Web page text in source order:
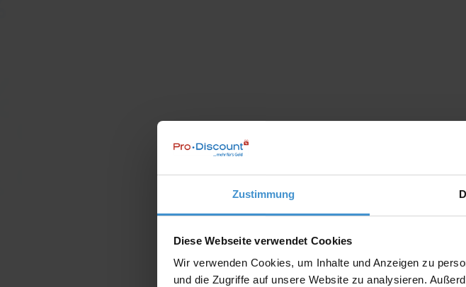
Zustimmung
Diese Webseite verwendet Cookies
Wir verwenden Cookies, um Inhalte und Anzeigen zu
und die Zugriffe auf unsere Website zu analysieren.